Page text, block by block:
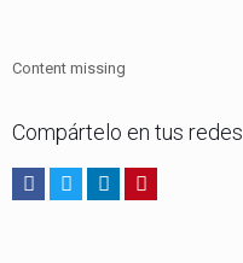
Content missing
Compártelo en tus redes